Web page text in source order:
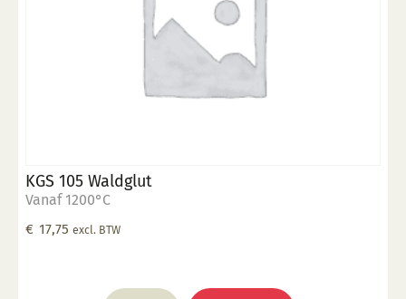
KGS 105 Waldglut
Vanaf 1200°C
€ 17,75 excl. BTW